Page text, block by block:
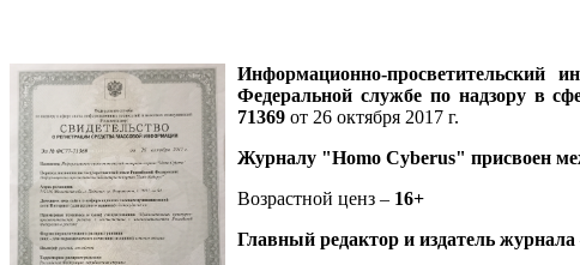
Информационно-
Федеральной службе по надзору в
71369 от 26 октября 2017 г.
Журналу "Homo Cyberus" присвоен
Возрастной ценз – 16+
Главный редактор и издатель журнала